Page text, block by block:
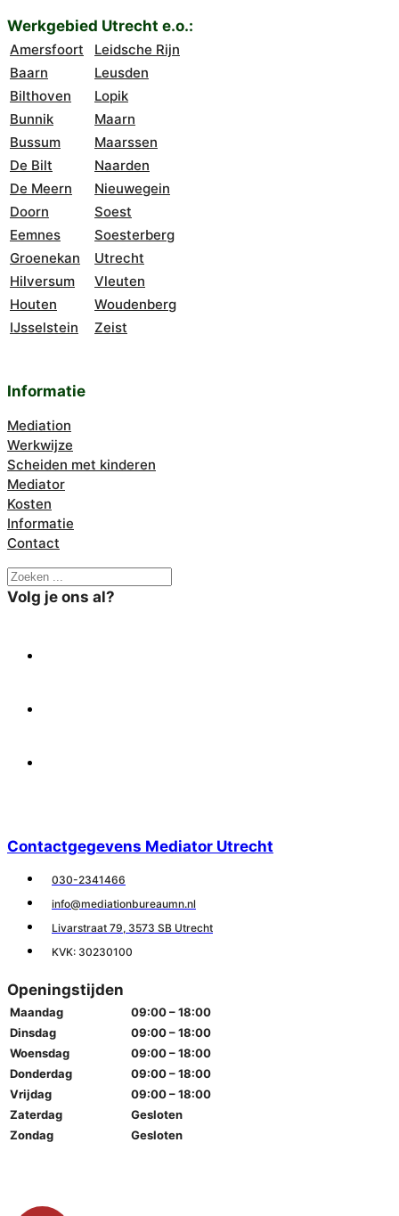
Werkgebied Utrecht e.o.:
Amersfoort
Leidsche Rijn
Baarn
Leusden
Bilthoven
Lopik
Bunnik
Maarn
Bussum
Maarssen
De Bilt
Naarden
De Meern
Nieuwegein
Doorn
Soest
Eemnes
Soesterberg
Groenekan
Utrecht
Hilversum
Vleuten
Houten
Woudenberg
IJsselstein
Zeist
Informatie
Mediation
Werkwijze
Scheiden met kinderen
Mediator
Kosten
Informatie
Contact
Zoeken
Volg je ons al?
Contactgegevens Mediator Utrecht
030-2341466
info@mediationbureaumn.nl
Livarstraat 79, 3573 SB Utrecht
KVK: 30230100
Openingstijden
Maandag
09:00 – 18:00
Dinsdag
09:00 – 18:00
Woensdag
09:00 – 18:00
Donderdag
09:00 – 18:00
Vrijdag
09:00 – 18:00
Zaterdag
Gesloten
Zondag
Gesloten